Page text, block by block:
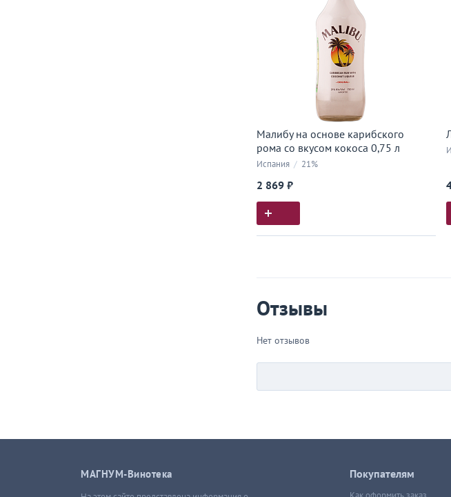
Малибу на основе карибского
рома со вкусом кокоса 0,75 л
Испания / 21%
2 869 ₽
Отзывы
Нет отзывов
МАГНУМ-Винотека Покупателям